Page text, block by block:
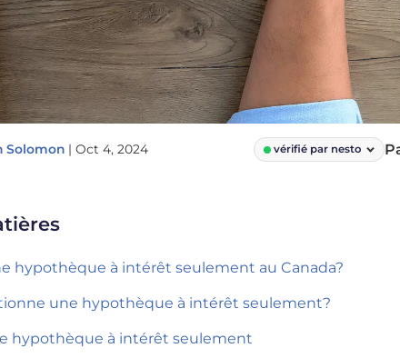
Solomon | Oct 4, 2024 vérifié par nesto
hypothèque à intérêt seulement au Canada?
une hypothèque à intérêt seulement?
hypothèque à intérêt seulement